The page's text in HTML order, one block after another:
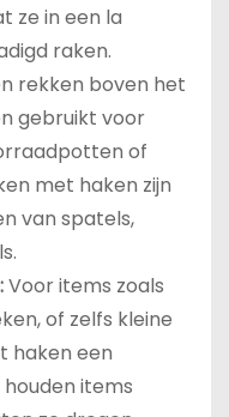
ze in een la
raken.
rekken boven het
gebruikt voor
of
met haken zijn
van spatels,
Voor items zoals
of zelfs kleine
haken een
items